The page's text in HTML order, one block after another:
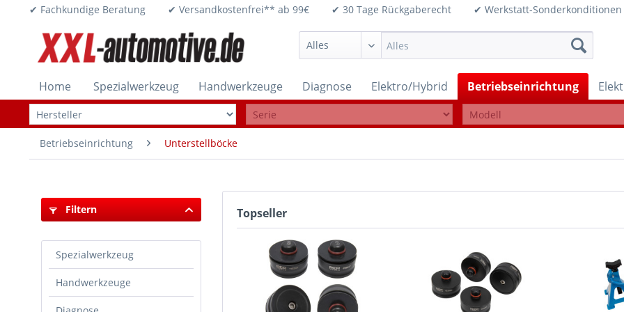
✔ Fachkundige Beratung ✔ Versandkostenfrei** ab 99€ ✔ 30 Tage Rückgaberecht ✔ Werkstatt-
Home Spezialwerkzeug Handwerkzeuge Diagnose Elektro/Hybrid Betriebseinrichtung
Betriebseinrichtung Unterstellböcke
Filtern
Spezialwerkzeug
Handwerkzeuge
Topseller